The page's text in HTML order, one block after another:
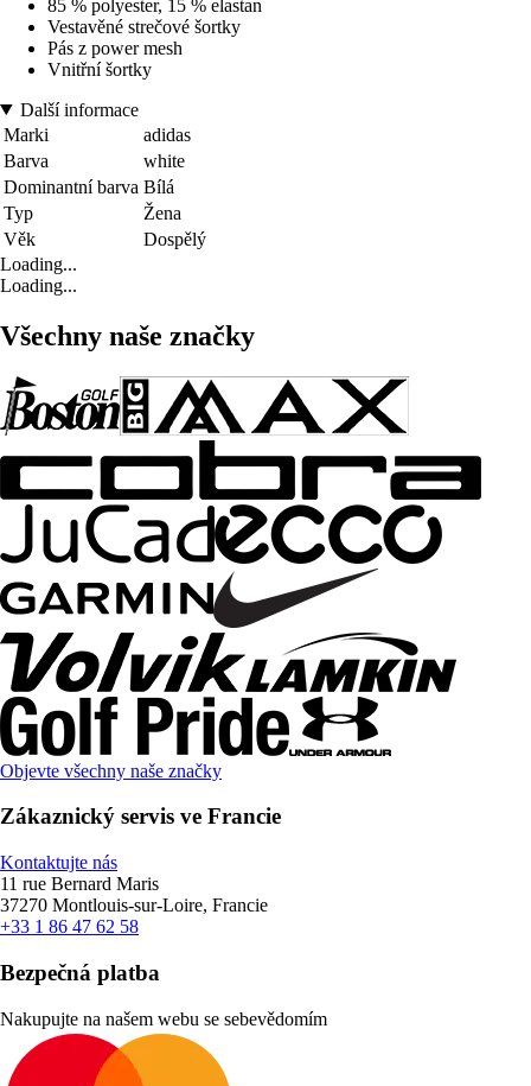
85 % polyester, 15 % elastan
Vestavěné strečové šortky
Pás z power mesh
Vnitřní šortky
Další informace
Marki
adidas
Barva
white
Dominantní barva Bílá
Typ
Žena
Věk
Dospělý
Loading...
Loading...
Všechny naše značky
Objevte všechny naše značky
Zákaznický servis ve Francie
Kontaktujte nás
11 rue Bernard Maris
37270 Montlouis-sur-Loire, Francie
+33 1 86 47 62 58
Bezpečná platba
Nakupujte na našem webu se sebevědomím